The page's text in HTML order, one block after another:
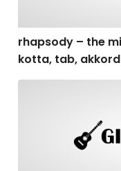
rhapsody – the
kotta, tab,